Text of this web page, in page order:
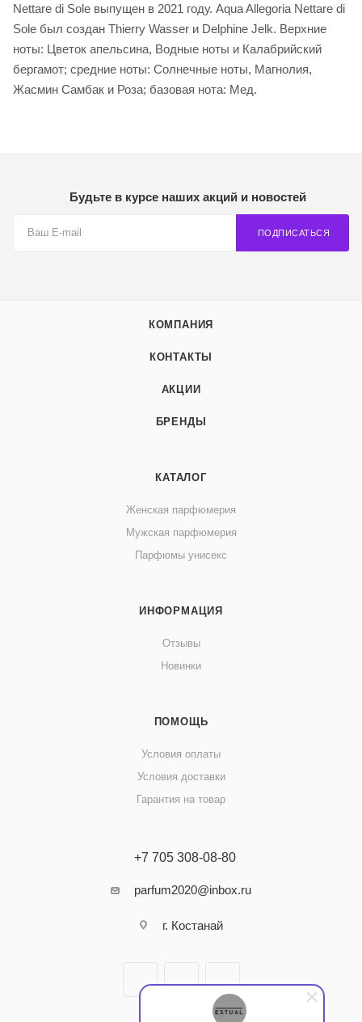
Nettare di Sole выпущен в 2021 году. Aqua Allegoria Nettare di
Sole был создан Thierry Wasser и Delphine Jelk. Верхние
ноты: Цветок апельсина, Водные ноты и Калабрийский
бергамот; средние ноты: Солнечные ноты, Магнолия,
Жасмин Самбак и Роза; базовая нота: Мед.
Будьте в курсе наших акций и новостей
ПОДПИСАТЬСЯ
КОМПАНИЯ
КОНТАКТЫ
АКЦИИ
БРЕНДЫ
КАТАЛОГ
Женская парфюмерия
Мужская парфюмерия
Парфюмы унисекс
ИНФОРМАЦИЯ
Отзывы
Новинки
ПОМОЩЬ
Условия оплаты
Условия доставки
Гарантия на товар
+7 705 308-08-80
parfum2020@inbox.ru
г. Костанай